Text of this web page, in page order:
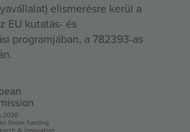
elismerésre kerül a
EU kutatás- és
programjában, a 782393-as